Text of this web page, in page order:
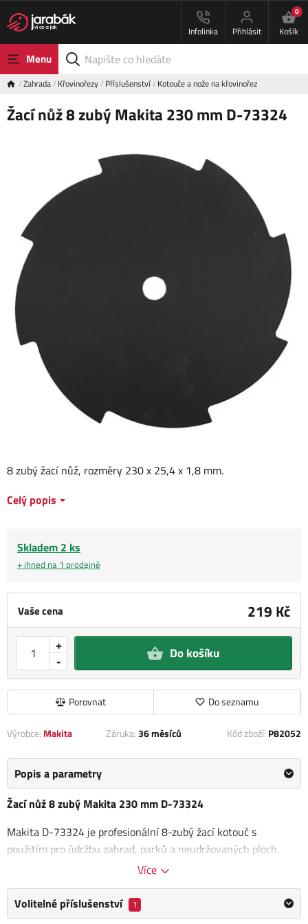
Infolinka Přihlásit
0
Košík
Menu
Zahrada Křovinořezy Příslušenství Kotouče a nože na křovinořez
Žací nůž 8 zubý Makita 230 mm D-73324
Vaše cena 219 Kč
-
+ Do košíku
Porovnat Do seznamu
8 zubý žací nůž, rozměry 230 x 25,4 x 1,8 mm.
Celý popis
Skladem 2 ks
+ ihned na 1 prodejně
Výrobce: Makita Záruka:36 měsíců Kód zboží: P82052
Popis a parametry
Žací nůž 8 zubý Makita 230 mm D-73324
Makita D-73324 je profesionální 8-zubý žací kotouč s
použitím pro údržbu zahrad, parků a neudržovaných ploch.
Nůž je vyroben z kvalitní oceli a je určen především
tužší trávy, plevele a drobných náletových dřevin.
Více
Volitelné příslušenství 1